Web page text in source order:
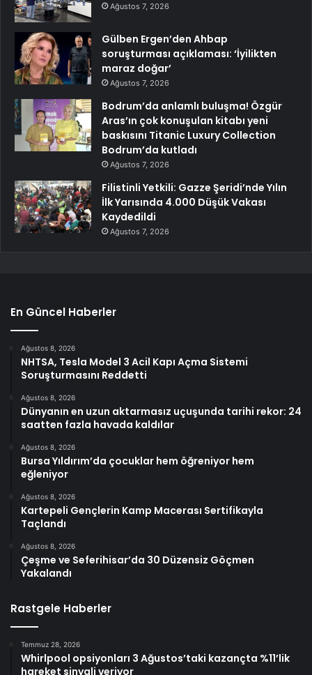
Ağustos 7, 2026
Gülben Ergen’den Ahbap
soruşturması açıklaması: ‘İyilikten
maraz doğar’
Ağustos 7, 2026
Bodrum’da anlamlı buluşma! Özgür
Aras’ın çok konuşulan kitabı yeni
baskısını Titanic Luxury Collection
Bodrum’da kutladı
Ağustos 7, 2026
Filistinli Yetkili: Gazze Şeridi’nde Yılın
İlk Yarısında 4.000 Düşük Vakası
Kaydedildi
Ağustos 7, 2026
En Güncel Haberler
Ağustos 8, 2026
NHTSA, Tesla Model 3 Acil Kapı Açma Sistemi
Soruşturmasını Reddetti
Ağustos 8, 2026
Dünyanın en uzun aktarmasız uçuşunda tarihi rekor: 24
saatten fazla havada kaldılar
Ağustos 8, 2026
Bursa Yıldırım’da çocuklar hem öğreniyor hem
eğleniyor
Ağustos 8, 2026
Kartepeli Gençlerin Kamp Macerası Sertifikayla
Taçlandı
Ağustos 8, 2026
Çeşme ve Seferihisar’da 30 Düzensiz Göçmen
Yakalandı
Rastgele Haberler
Temmuz 28, 2026
Whirlpool opsiyonları 3 Ağustos’taki kazançta %11’lik
hareket sinyali veriyor